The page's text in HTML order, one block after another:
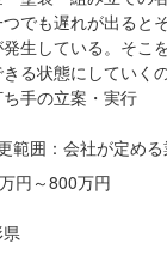
でも遅れが出ると
発生している。そこ
る状態にしていく
手の立案・実行
範囲：会社が定める
円～800万円